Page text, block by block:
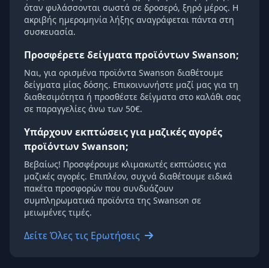
όταν φυλάσσονται σωστά σε δροσερό, ξηρό μέρος. Η
ακριβής ημερομηνία λήξης αναγράφεται πάντα στη
συσκευασία.
Προσφέρετε δείγματα προϊόντων Swanson;
Ναι, για ορισμένα προϊόντα Swanson διαθέτουμε
δείγματα μίας δόσης. Επικοινωνήστε μαζί μας για τη
διαθεσιμότητα ή προσθέστε δείγματα στο καλάθι σας
σε παραγγελίες άνω των 50€.
Υπάρχουν εκπτώσεις για μαζικές αγορές
προϊόντων Swanson;
Βεβαίως! Προσφέρουμε κλιμακωτές εκπτώσεις για
μαζικές αγορές. Επιπλέον, συχνά διαθέτουμε ειδικά
πακέτα προσφορών που συνδυάζουν
συμπληρωματικά προϊόντα της Swanson σε
μειωμένες τιμές.
Δείτε Όλες τις Ερωτήσεις